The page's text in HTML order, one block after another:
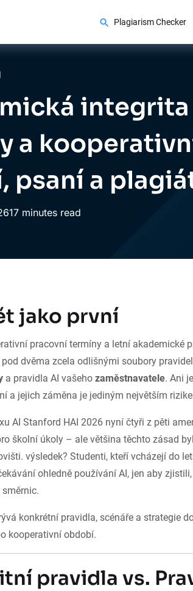
Plagiarism Checker
a
psaní a
17 minutes read
jako první
pracovní termíny a letní akademické
dvěma zcela odlišnými soubory
a pravidla AI vašeho zaměstnavatele. Ani
a jejich záměna je jediným největším
AI Stanford HAI 2026 nyní čtyři z pěti
školní úkoly – ale většina těchto zásad
výsledek? Studenti, kteří vcházejí do
ohledně používání AI, jen aby
konkrétní pravidla, scénáře a strategie
kooperativní období.
pravidla vs.